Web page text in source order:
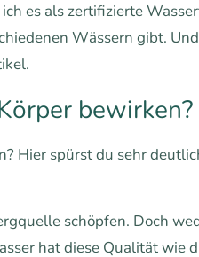
es als zertifizierte
Wässern gibt.
bewirken?
Hier spürst du sehr
schöpfen. Doch
hat diese Qualität wie